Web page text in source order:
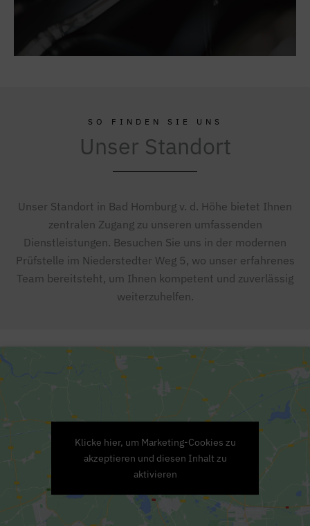
SO FINDEN SIE UNS
Unser Standort
Unser Standort in Bad Homburg v. d. Höhe bietet Ihnen
zentralen Zugang zu unseren umfassenden
Dienstleistungen. Besuchen Sie uns in der modernen
Prüfstelle im Niederstedter Weg 5, wo unser erfahrenes
Team bereitsteht, um Ihnen kompetent und zuverlässig
weiterzuhelfen.
Klicke hier, um Marketing-Cookies zu
akzeptieren und diesen Inhalt zu
aktivieren